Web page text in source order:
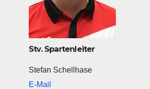
Stv. Spartenleiter
Stefan Schellhase
E-Mail